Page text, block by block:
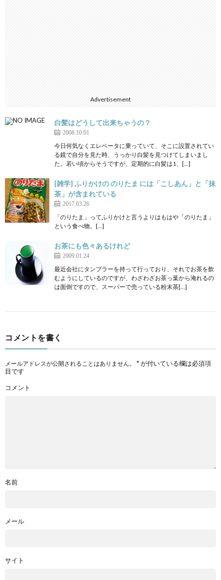
Advertisement
白髪はどうして出来ちゃうの？
2008.10.01
今日何気なくエレベータに乗っていて、そこに設置されてい
る鏡で自分を見た時、うっかり白髪を見つけてしまいまし
た。若い頃からそうですが、定期的に白髪は1、[…]
[雑学] ふりかけの のりたま には「こしあん」と「抹
茶」が含まれている
2017.03.26
「のりたま」ってふりかけと言うよりはもはや「のりたま」
という食べ物。[…]
お茶にも色々あるけれど
2009.01.24
最近会社にタンブラーを持って行っており、それでお茶を飲
むようにしているのですが、わざわざお茶っ葉から淹れるの
は面倒ですので、スーパーで売っている粉末茶[…]
コメントを書く
メールアドレスが公開されることはありません。 *が付いている欄は必須項
目です
コメント
名前
メール
サイト